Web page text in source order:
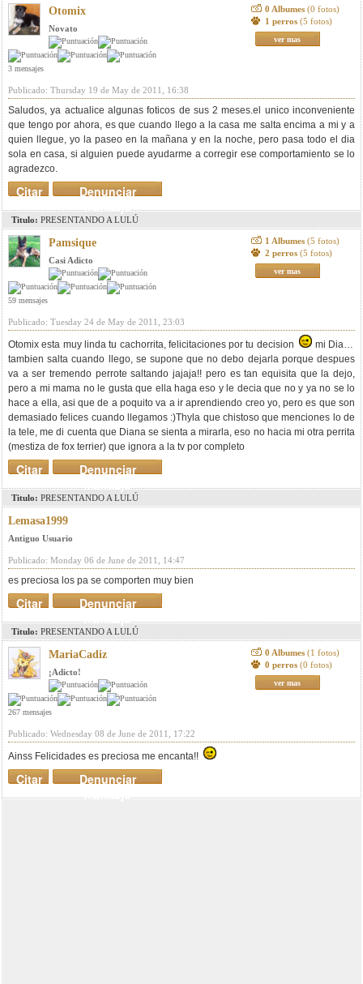
Otomix
Novato
3 mensajes
0 Albumes (0 fotos)
1 perros (5 fotos)
ver mas
Publicado: Thursday 19 de May de 2011, 16:38
Saludos, ya actualice algunas foticos de sus 2 meses.el unico inconveniente
que tengo por ahora, es que cuando llego a la casa me salta encima a mi y a
quien llegue, yo la paseo en la mañana y en la noche, pero pasa todo el dia
sola en casa, si alguien puede ayudarme a corregir ese comportamiento se lo
agradezco.
Denunciar
mensaje
Citar
Titulo: PRESENTANDO A LULÚ
Pamsique
Casi Adicto
59 mensajes
1 Albumes (5 fotos)
2 perros (5 fotos)
ver mas
Publicado: Tuesday 24 de May de 2011, 23:03
Otomix esta muy linda tu cachorrita, felicitaciones por tu decision
mi Diana
tambien salta cuando llego, se supone que no debo dejarla porque despues
va a ser tremendo perrote saltando jajaja!! pero es tan equisita que la dejo,
pero a mi mama no le gusta que ella haga eso y le decia que no y ya no se lo
hace a ella, asi que de a poquito va a ir aprendiendo creo yo, pero es que son
demasiado felices cuando llegamos :)Thyla que chistoso que menciones lo de
la tele, me di cuenta que Diana se sienta a mirarla, eso no hacia mi otra perrita
(mestiza de fox terrier) que ignora a la tv por completo
Denunciar
mensaje
Citar
Titulo: PRESENTANDO A LULÚ
Lemasa1999
Antiguo Usuario
Publicado: Monday 06 de June de 2011, 14:47
es preciosa los pa se comporten muy bien
Denunciar
mensaje
Citar
Titulo: PRESENTANDO A LULÚ
MariaCadiz
¡Adicto!
267 mensajes
0 Albumes (1 fotos)
0 perros (0 fotos)
ver mas
Publicado: Wednesday 08 de June de 2011, 17:22
Ainss Felicidades es preciosa me encanta!!
Denunciar
mensaje
Citar